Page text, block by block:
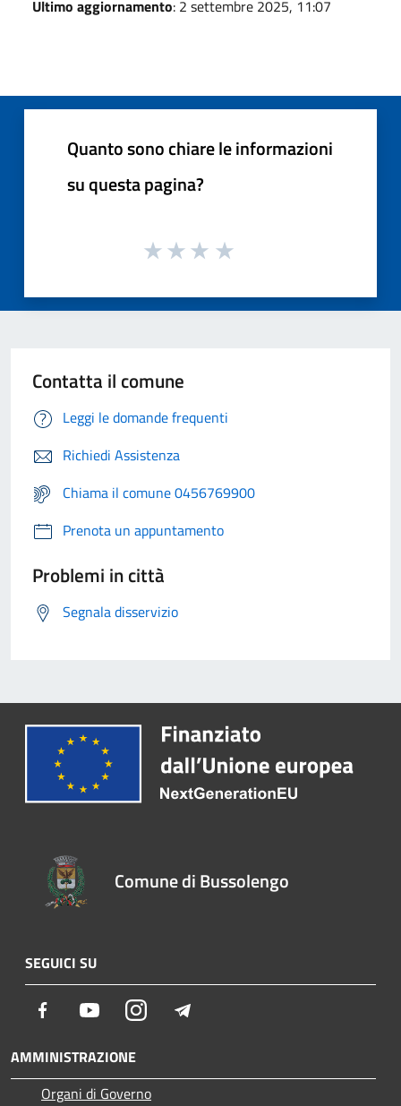
Ultimo aggiornamento: 2 settembre 2025, 11:07
Quanto sono chiare le informazioni
su questa pagina?
Contatta il comune
Leggi le domande frequenti
Richiedi Assistenza
Chiama il comune 0456769900
Prenota un appuntamento
Problemi in città
Segnala disservizio
Comune di Bussolengo
SEGUICI SU
Facebook YoutubeInstagram
AMMINISTRAZIONE
Organi di Governo